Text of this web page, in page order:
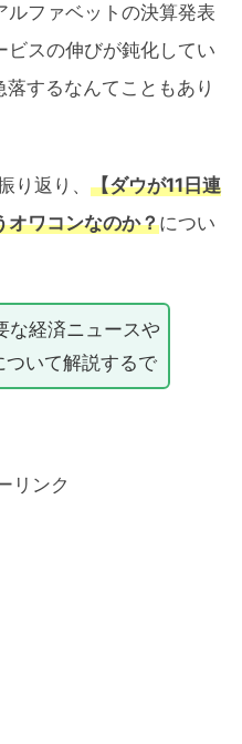
ルファベットの決算発表
ビスの伸びが鈍化してい
するなんてこともあり
り返り、 【ダウが11日連
オワコンなのか？につい
な経済ニュースや
いて解説するで
リンク